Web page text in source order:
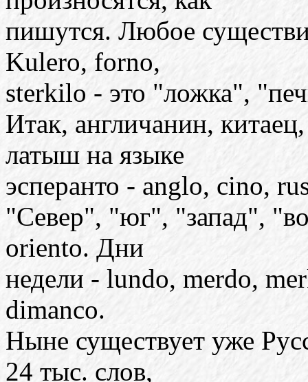
пишутся. Любое
Kulero, forno,
sterkilo - это "ложка",
Итак, англичанин,
латыш на языке
эсперанто - anglo, cino,
"Север", "юг", "запад",
oriento. Дни
недели - lundo, merdo,
dimanco.
Ныне существует уже
24 тыс. слов,